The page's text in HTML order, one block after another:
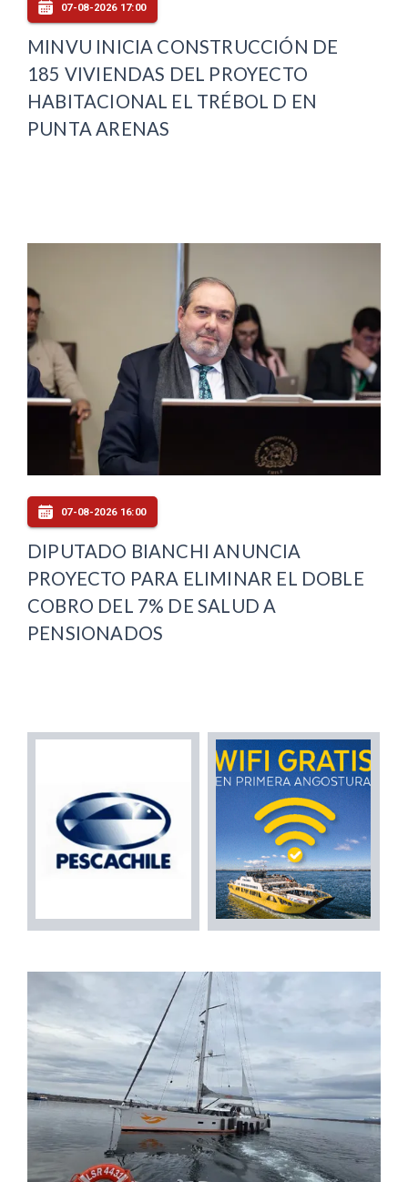
07-08-2026 17:00
MINVU INICIA CONSTRUCCIÓN DE
185 VIVIENDAS DEL PROYECTO
HABITACIONAL EL TRÉBOL D EN
PUNTA ARENAS
07-08-2026 16:00
DIPUTADO BIANCHI ANUNCIA
PROYECTO PARA ELIMINAR EL DOBLE
COBRO DEL 7% DE SALUD A
PENSIONADOS